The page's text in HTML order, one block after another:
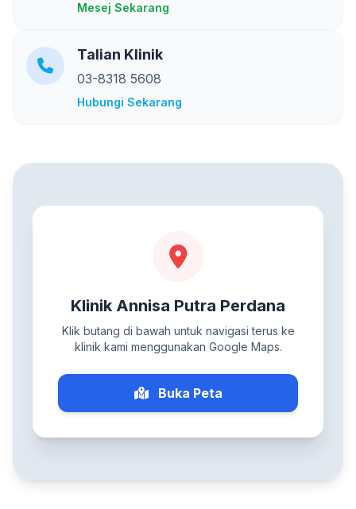
Mesej Sekarang
Talian Klinik
03-8318 5608
Hubungi Sekarang
Klinik Annisa Putra Perdana
Klik butang di bawah untuk navigasi terus ke
klinik kami menggunakan Google Maps.
Buka Peta